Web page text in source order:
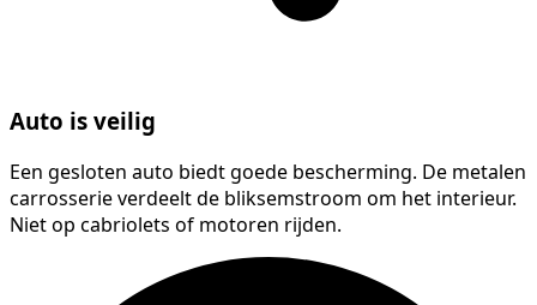
Auto is veilig
Een gesloten auto biedt goede bescherming. De metalen
carrosserie verdeelt de bliksemstroom om het interieur.
Niet op cabriolets of motoren rijden.